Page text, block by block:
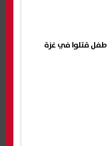
أكثر من 14 ألف طفل قتلوا في غزة